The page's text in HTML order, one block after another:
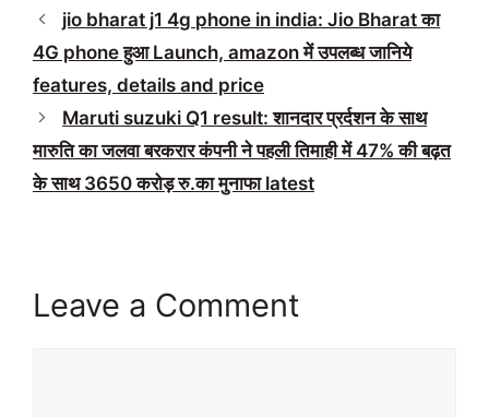
jio bharat j1 4g phone in india: Jio Bharat का
4G phone हुआ Launch, amazon में उपलब्ध जानिये
features, details and price
Maruti suzuki Q1 result: शानदार प्रर्दशन के साथ
मारुति का जलवा बरकरार कंपनी ने पहली तिमाही में 47% की बढ़त
के साथ 3650 करोड़ रु.का मुनाफा latest
Leave a Comment